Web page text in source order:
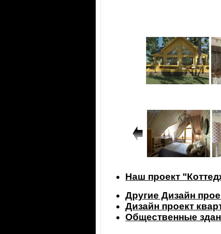
Наш проект
Другие Дизайн
Дизайн проект
Общественные